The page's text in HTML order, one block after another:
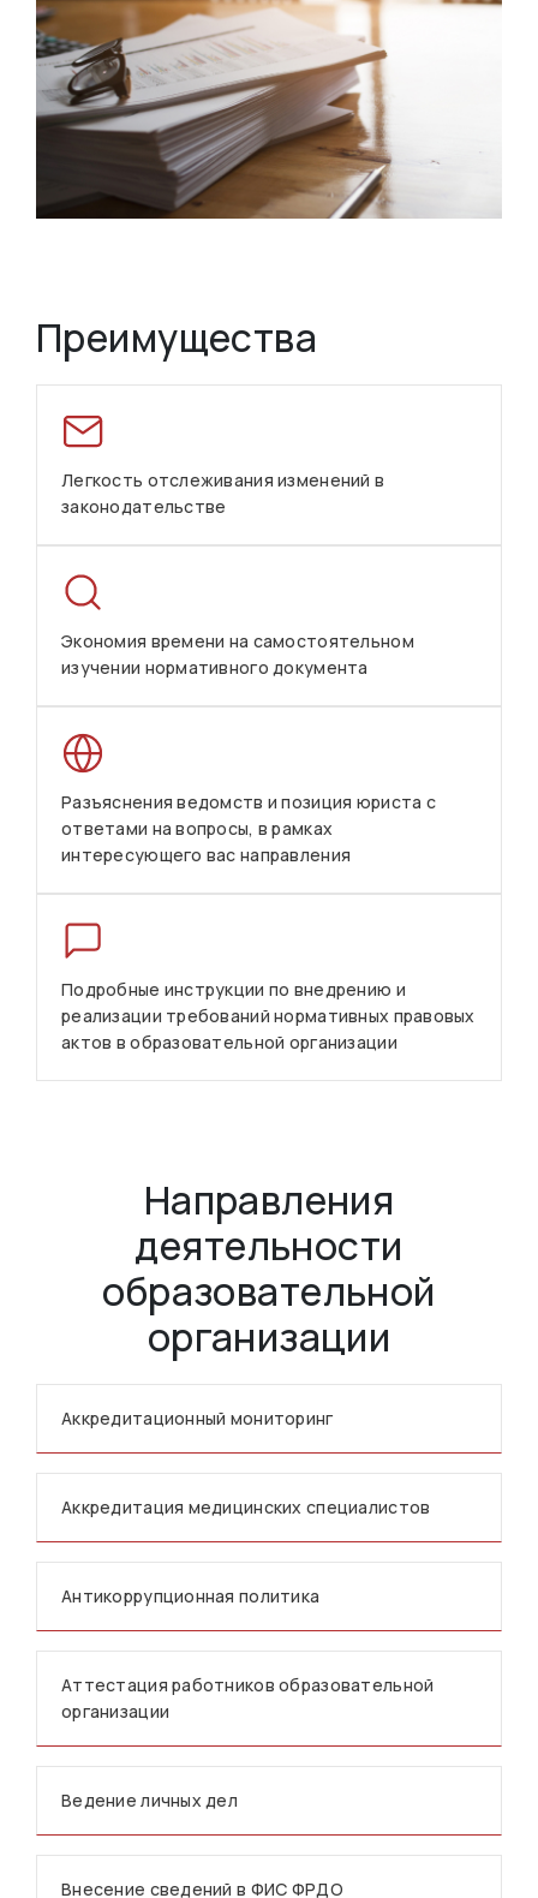
Преимущества
Легкость отслеживания изменений в
законодательстве
Экономия времени на самостоятельном
изучении нормативного документа
Разъяснения ведомств и позиция юриста с
ответами на вопросы, в рамках
интересующего вас направления
Подробные инструкции по внедрению и
реализации требований нормативных правовых
актов в образовательной организации
Направления
деятельности
образовательной
организации
Аккредитационный мониторинг
Аккредитация медицинских специалистов
Антикоррупционная политика
Аттестация работников образовательной
организации
Ведение личных дел
Внесение сведений в ФИС ФРДО